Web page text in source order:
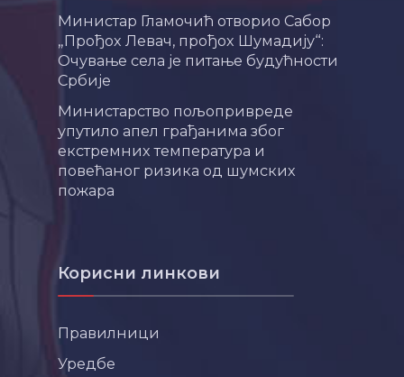
Министар Гламочић отворио Сабор
„Прођох Левач, прођох Шумадију“:
Очување села је питање будућности
Србије
Министарство пољопривреде
упутило апел грађанима због
екстремних температура и
повећаног ризика од шумских
пожара
Корисни линкови
Правилници
Уредбе